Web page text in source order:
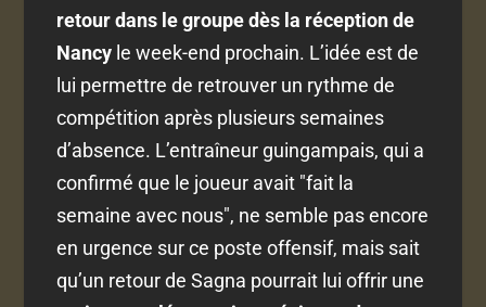
retour dans le groupe dès la réception de
Nancy le week-end prochain. L’idée est de
lui permettre de retrouver un rythme de
compétition après plusieurs semaines
d’absence. L’entraîneur guingampais, qui a
confirmé que le joueur avait "fait la
semaine avec nous", ne semble pas encore
en urgence sur ce poste offensif, mais sait
qu’un retour de Sagna pourrait lui offrir une